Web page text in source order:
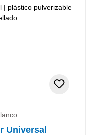
Universal